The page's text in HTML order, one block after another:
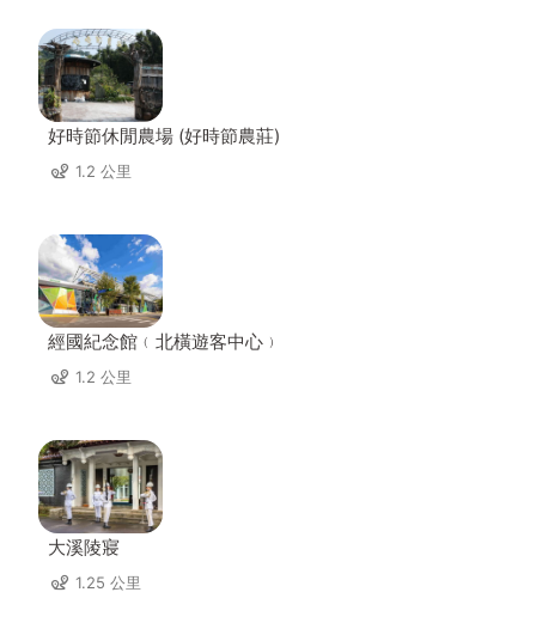
好時節休閒農場 (好時節農莊)
1.2 公里
經國紀念館﹙北橫遊客中心﹚
1.2 公里
大溪陵寢
1.25 公里